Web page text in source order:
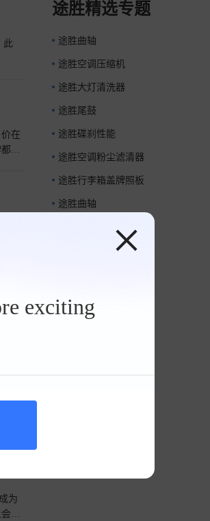
exciting
此
在
不
间
混
为
出
途胜精选专题
途胜曲轴
途胜空调压缩机
途胜大灯清洗器
途胜尾鼓
途胜碟刹性能
途胜空调粉尘滤清器
途胜行李箱盖牌照板
途胜曲轴